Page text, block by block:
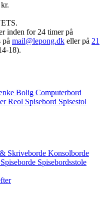
inden for 24 timer på
på mail@lepong.dk eller på 21
18).
Bolig Computerbord
Reol Spisebord Spisestol
Skriveborde Konsolborde
Spiseborde Spisebordsstole